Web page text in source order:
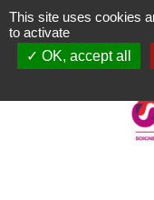
Aller
au
contenu
This site uses cookies
to activate
OK, accept all